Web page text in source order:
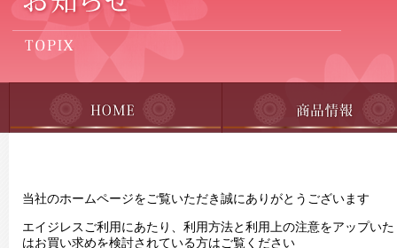
当社のホームページをご覧いただき誠にありがとうございます
エイジレスご利用にあたり、利用方法と利用上の注意をアップい
はお買い求めを検討されている方はご覧ください